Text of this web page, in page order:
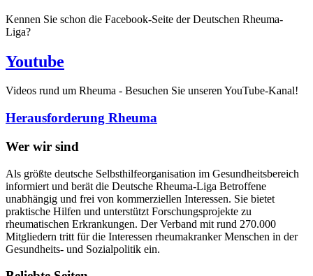
Kennen Sie schon die Facebook-Seite der Deutschen Rheuma-
Liga?
Youtube
Videos rund um Rheuma - Besuchen Sie unseren YouTube-Kanal!
Herausforderung Rheuma
Wer wir sind
Als größte deutsche Selbsthilfeorganisation im Gesundheitsbereich
informiert und berät die Deutsche Rheuma-Liga Betroffene
unabhängig und frei von kommerziellen Interessen. Sie bietet
praktische Hilfen und unterstützt Forschungsprojekte zu
rheumatischen Erkrankungen. Der Verband mit rund 270.000
Mitgliedern tritt für die Interessen rheumakranker Menschen in der
Gesundheits- und Sozialpolitik ein.